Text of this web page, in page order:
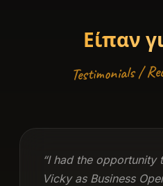
Είπαν
Testimonials /
“I had the
Vicky as Business